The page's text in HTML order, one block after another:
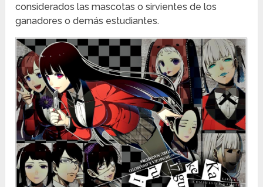
considerados las mascotas o sirvientes de los
ganadores o demás estudiantes.